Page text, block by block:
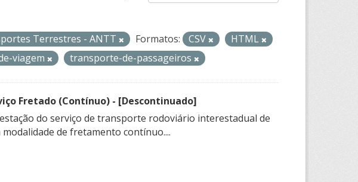
Terrestres - ANTT Formatos: CSV
HTML
viagem transporte-de-passageiros
Fretado (Contínuo) - [Descontinuado]
do serviço de transporte rodoviário interestadual de
de fretamento contínuo....